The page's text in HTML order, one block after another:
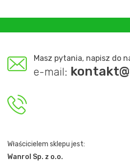
Masz pytania, napisz do
e-mail:
Właścicielem sklepu jest:
Wanrol Sp. z o.o.